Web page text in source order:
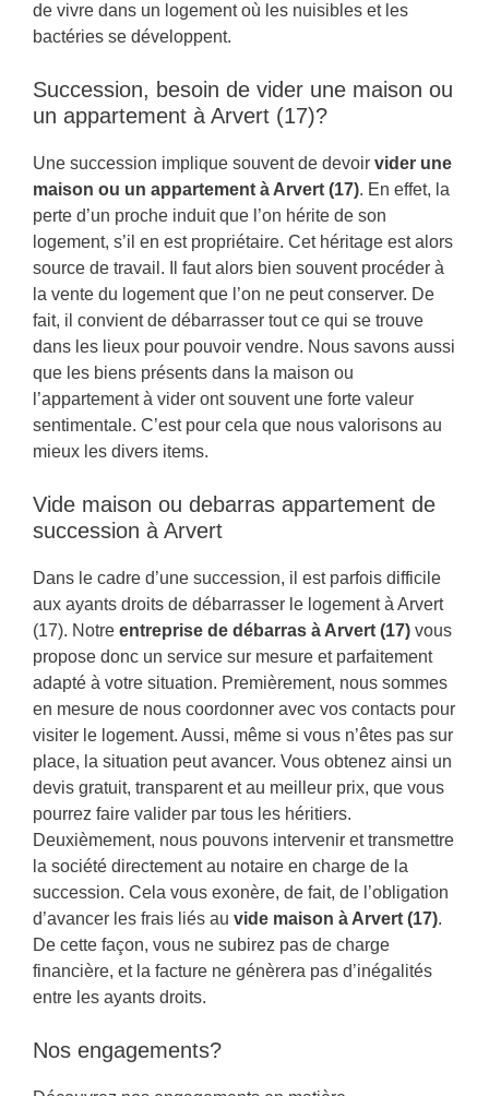
de vivre dans un logement où les nuisibles et les
bactéries se développent.
Succession, besoin de vider une maison ou
un appartement à Arvert (17)?
Une succession implique souvent de devoir vider une
maison ou un appartement à Arvert (17). En effet, la
perte d’un proche induit que l’on hérite de son
logement, s’il en est propriétaire. Cet héritage est alors
source de travail. Il faut alors bien souvent procéder à
la vente du logement que l’on ne peut conserver. De
fait, il convient de débarrasser tout ce qui se trouve
dans les lieux pour pouvoir vendre. Nous savons aussi
que les biens présents dans la maison ou
l’appartement à vider ont souvent une forte valeur
sentimentale. C’est pour cela que nous valorisons au
mieux les divers items.
Vide maison ou debarras appartement de
succession à Arvert
Dans le cadre d’une succession, il est parfois difficile
aux ayants droits de débarrasser le logement à Arvert
(17). Notre entreprise de débarras à Arvert (17) vous
propose donc un service sur mesure et parfaitement
adapté à votre situation. Premièrement, nous sommes
en mesure de nous coordonner avec vos contacts pour
visiter le logement. Aussi, même si vous n’êtes pas sur
place, la situation peut avancer. Vous obtenez ainsi un
devis gratuit, transparent et au meilleur prix, que vous
pourrez faire valider par tous les héritiers.
Deuxièmement, nous pouvons intervenir et transmettre
la société directement au notaire en charge de la
succession. Cela vous exonère, de fait, de l’obligation
d’avancer les frais liés au vide maison à Arvert (17).
De cette façon, vous ne subirez pas de charge
financière, et la facture ne génèrera pas d’inégalités
entre les ayants droits.
Nos engagements?